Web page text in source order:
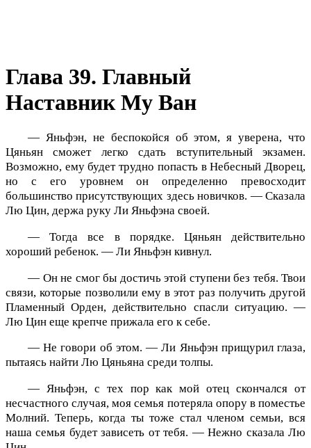
Глава 39. Главный
Наставник Му Ван
— Яньфэн, не беспокойся об этом, я уверена, что
Цяньян сможет легко сдать вступительный экзамен.
Возможно, ему будет трудно попасть в Небесный Дворец,
но с его уровнем он определенно превосходит
большинство присутствующих здесь новичков. — Сказала
Лю Цин, держа руку Ли Яньфэна своей.
— Тогда все в порядке. Цяньян действительно
хороший ребенок. — Ли Яньфэн кивнул.
— Он не смог бы достичь этой ступени без тебя. Твои
связи, которые позволили ему в этот раз получить другой
Пламенный Орден, действительно спасли ситуацию. —
Лю Цин еще крепче прижала его к себе.
— Не говори об этом. — Ли Яньфэн прищурил глаза,
пытаясь найти Лю Цяньяна среди толпы.
— Яньфэн, с тех пор как мой отец скончался от
несчастного случая, моя семья потеряла опору в поместье
Молний. Теперь, когда ты тоже стал членом семьи, вся
наша семья будет зависеть от тебя. — Нежно сказала Лю